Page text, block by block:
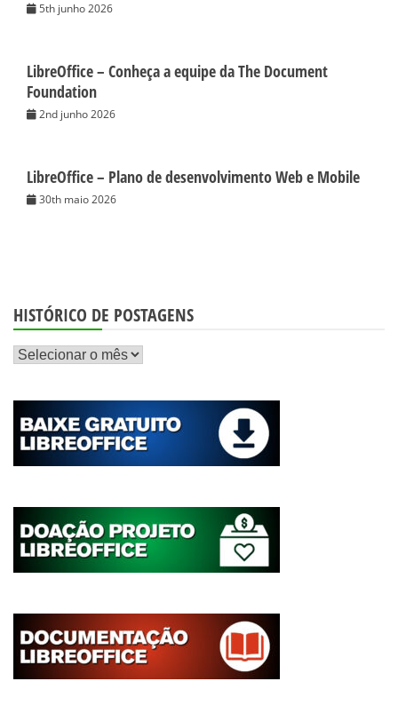
5th junho 2026
LibreOffice – Conheça a equipe da The Document
Foundation
2nd junho 2026
LibreOffice – Plano de desenvolvimento Web e Mobile
30th maio 2026
HISTÓRICO DE POSTAGENS
Histórico
postagens